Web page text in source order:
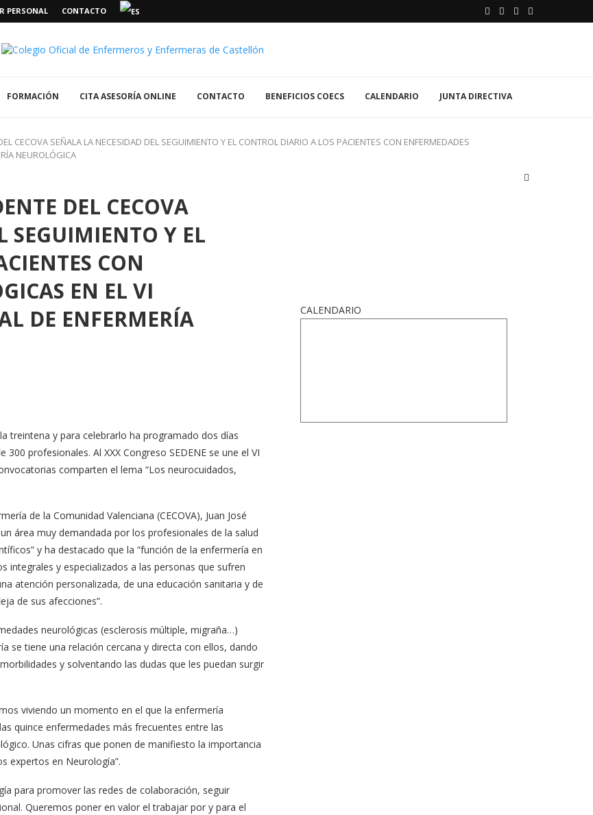
PERSONAL CONTACTO
FORMACIÓN CITA ASESORÍA ONLINE CONTACTO BENEFICIOS COECS CALENDARIO JUNTA DIRECTIVA
CECOVA SEÑALA LA NECESIDAD DEL SEGUIMIENTO Y EL CONTROL DIARIO A LOS PACIENTES CON ENFERMEDADES
NEUROLÓGICA
DEL CECOVA
SEGUIMIENTO Y EL
CON
EN EL VI
DE ENFERMERÍA
treintena y para celebrarlo ha programado dos días
profesionales. Al XXX Congreso SEDENE se une el VI
comparten el lema “Los neurocuidados,
de la Comunidad Valenciana (CECOVA), Juan José
área muy demandada por los profesionales de la salud
y ha destacado que la “función de la enfermería en
integrales y especializados a las personas que sufren
atención personalizada, de una educación sanitaria y de
de sus afecciones”.
neurológicas (esclerosis múltiple, migraña…)
se tiene una relación cercana y directa con ellos, dando
y solventando las dudas que les puedan surgir
viviendo un momento en el que la enfermería
quince enfermedades más frecuentes entre las
Unas cifras que ponen de manifiesto la importancia
expertos en Neurología”.
para promover las redes de colaboración, seguir
Queremos poner en valor el trabajar por y para el
CALENDARIO